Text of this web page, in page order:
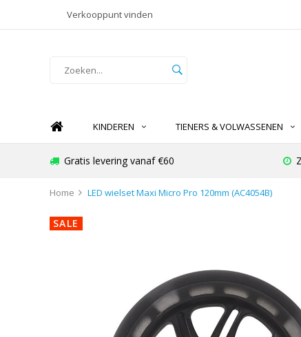
Verkooppunt vinden
KINDEREN TIENERS & VOLWASSENEN
Gratis levering vanaf €60
Home LED wielset Maxi Micro Pro 120mm (AC4054B)
SALE